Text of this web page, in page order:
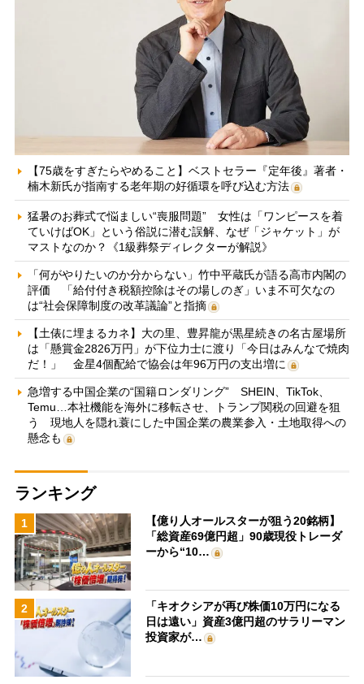
【75歳をすぎたらやめること】ベストセラー『定年後』著者・
楠木新氏が指南する老年期の好循環を呼び込む方法
猛暑のお葬式で悩ましい“喪服問題” 女性は「ワンピースを着
ていけばOK」という俗説に潜む誤解、なぜ「ジャケット」が
マストなのか？《1級葬祭ディレクターが解説》
「何がやりたいのか分からない」竹中平蔵氏が語る高市内閣の
評価 「給付付き税額控除はその場しのぎ」いま不可欠なの
は“社会保障制度の改革議論”と指摘
【土俵に埋まるカネ】大の里、豊昇龍が黒星続きの名古屋場所
は「懸賞金2826万円」が下位力士に渡り「今日はみんなで焼肉
だ！」 金星4個配給で協会は年96万円の支出増に
急増する中国企業の“国籍ロンダリング” SHEIN、TikTok、
Temu…本社機能を海外に移転させ、トランプ関税の回避を狙
う 現地人を隠れ蓑にした中国企業の農業参入・土地取得への
懸念も
ランキング
1
【億り人オールスターが狙う20銘柄】
「総資産69億円超」90歳現役トレーダ
ーから“10…
2
「キオクシアが再び株価10万円になる
日は遠い」資産3億円超のサラリーマン
投資家が…